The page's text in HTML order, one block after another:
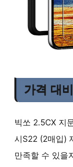
가격 대
빅쏘 2.5CX 지
시S22 (2매입)
만족할 수 있을